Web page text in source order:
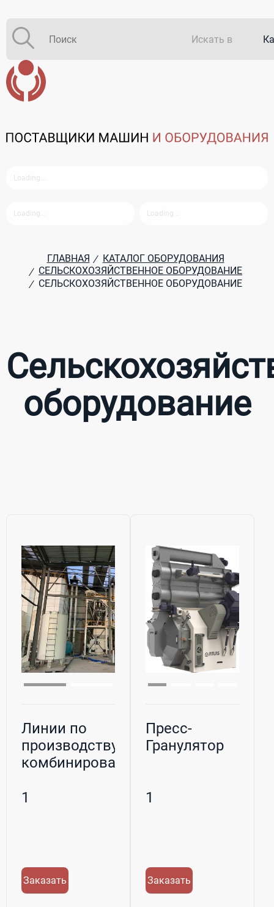
Искать в
ГЛАВНАЯ / КАТАЛОГ ОБОРУДОВАНИЯ
/ СЕЛЬСКОХОЗЯЙСТВЕННОЕ ОБОРУДОВАНИЕ
/ СЕЛЬСКОХОЗЯЙСТВЕННОЕ ОБОРУДОВАНИЕ
оборудование
Линии по
производству
комбинированных
1
Заказать
Пресс-
Гранулятор
1
Заказать